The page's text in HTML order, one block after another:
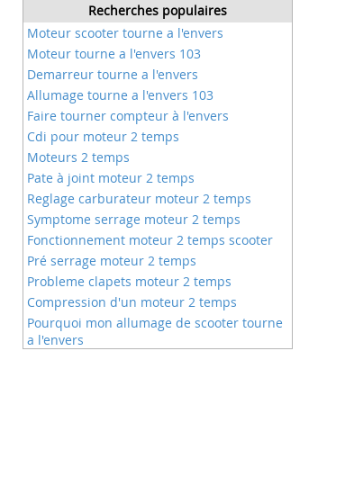
Recherches populaires
Moteur scooter tourne a l'envers
Moteur tourne a l'envers 103
Demarreur tourne a l'envers
Allumage tourne a l'envers 103
Faire tourner compteur à l'envers
Cdi pour moteur 2 temps
Moteurs 2 temps
Pate à joint moteur 2 temps
Reglage carburateur moteur 2 temps
Symptome serrage moteur 2 temps
Fonctionnement moteur 2 temps scooter
Pré serrage moteur 2 temps
Probleme clapets moteur 2 temps
Compression d'un moteur 2 temps
Pourquoi mon allumage de scooter tourne
a l'envers